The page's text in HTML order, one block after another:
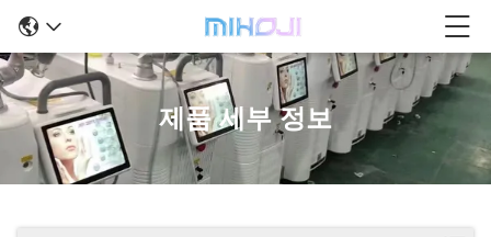
제품 세부 정보